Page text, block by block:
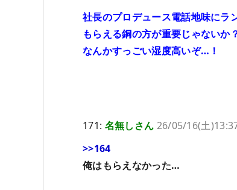
社長のプロデュース電話地味にラ
もらえる銅の方が重要じゃないか
なんかすっごい湿度高いぞ…！
171: 名無しさん 26/05/16(土
>>164
俺はもらえなかった…